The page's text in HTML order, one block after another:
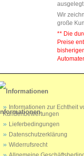
Wir
große
** Die
Preise
Informationen
Informationen zur Echtheit
Kundenbewertungen
Lieferbedingungen
Datenschutzerklärung
Widerrufsrecht